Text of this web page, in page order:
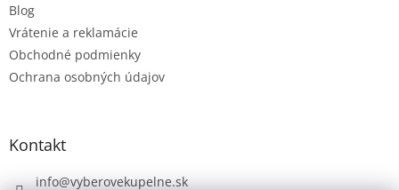
Blog
Vrátenie a reklamácie
Obchodné podmienky
Ochrana osobných údajov
Kontakt
info@vyberovekupelne.sk